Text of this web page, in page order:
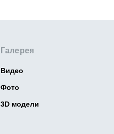
Галерея
Видео
Фото
3D модели